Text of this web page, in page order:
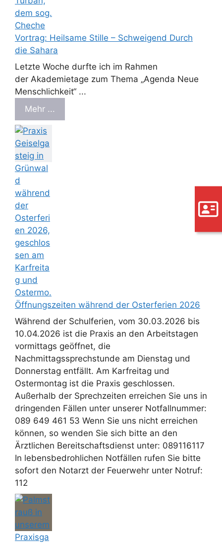
Vortrag: Heilsame Stille – Schweigend Durch
die Sahara
Letzte Woche durfte ich im Rahmen
der Akademietage zum Thema „Agenda Neue
Menschlichkeit“ ...
Mehr ...
Öffnungszeiten während der Osterferien 2026
Während der Schulferien, vom 30.03.2026 bis
10.04.2026 ist die Praxis an den Arbeitstagen
vormittags geöffnet, die
Nachmittagssprechstunde am Dienstag und
Donnerstag entfällt. Am Karfreitag und
Ostermontag ist die Praxis geschlossen.
Außerhalb der Sprechzeiten erreichen Sie uns in
dringenden Fällen unter unserer Notfallnummer:
089 649 461 53 Wenn Sie uns nicht erreichen
können, so wenden Sie sich bitte an den
Ärztlichen Bereitschaftsdienst unter: 089116117
In lebensbedrohlichen Notfällen rufen Sie bitte
sofort den Notarzt der Feuerwehr unter Notruf:
112